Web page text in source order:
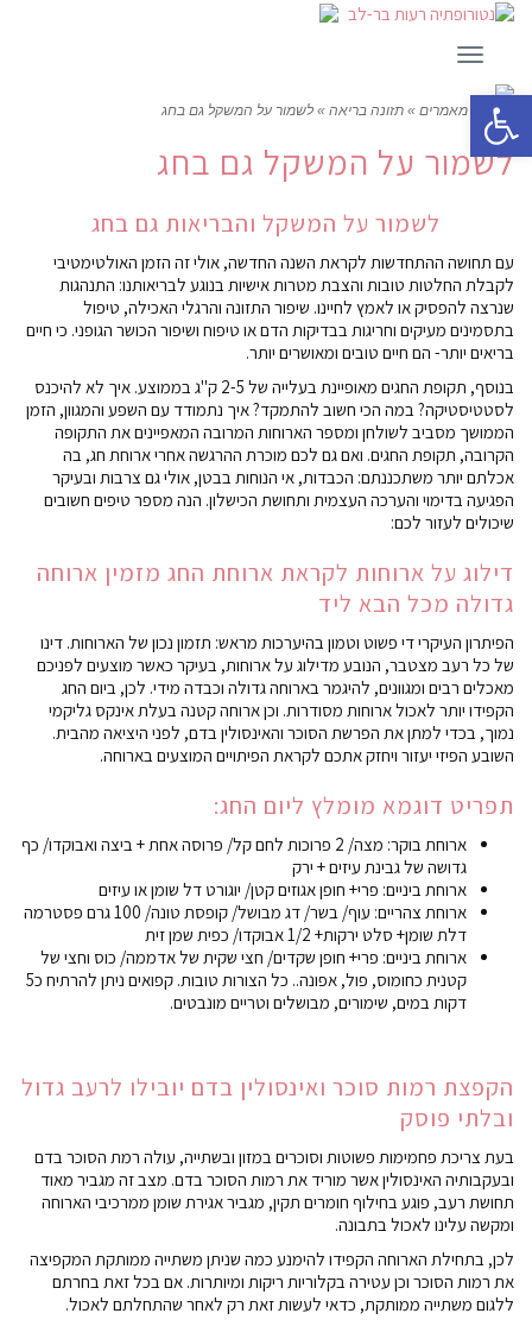
תפריט
ראשי מאמרים » תזונה בריאה » לשמור על המשקל גם בחג
לשמור על המשקל גם בחג
לשמור על המשקל והבריאות גם בחג
עם תחושה ההתחדשות לקראת השנה החדשה, אולי זה הזמן האולטימטיבי
לקבלת החלטות טובות והצבת מטרות אישיות בנוגע לבריאותנו: התנהגות
שנרצה להפסיק או לאמץ לחיינו. שיפור התזונה והרגלי האכילה, טיפול
בתסמינים מעיקים וחריגות בבדיקות הדם או טיפוח ושיפור הכושר הגופני. כי חיים
בריאים יותר- הם חיים טובים ומאושרים יותר.
בנוסף, תקופת החגים מאופיינת בעלייה של 2-5 ק"ג בממוצע. איך לא להיכנס
לסטטיסטיקה? במה הכי חשוב להתמקד? איך נתמודד עם השפע והמגוון, הזמן
הממושך מסביב לשולחן ומספר הארוחות המרובה המאפיינים את התקופה
הקרובה, תקופת החגים. ואם גם לכם מוכרת ההרגשה אחרי ארוחת חג, בה
אכלתם יותר משתכננתם: הכבדות, אי הנוחות בבטן, אולי גם צרבות ובעיקר
הפגיעה בדימוי והערכה העצמית ותחושת הכישלון. הנה מספר טיפים חשובים
שיכולים לעזור לכם:
דילוג על ארוחות לקראת ארוחת החג מזמין ארוחה
גדולה מכל הבא ליד
הפיתרון העיקרי די פשוט וטמון בהיערכות מראש: תזמון נכון של הארוחות. דינו
של כל רעב מצטבר, הנובע מדילוג על ארוחות, בעיקר כאשר מוצעים לפניכם
מאכלים רבים ומגוונים, להיגמר בארוחה גדולה וכבדה מידי. לכן, ביום החג
הקפידו יותר לאכול ארוחות מסודרות. וכן ארוחה קטנה בעלת אינקס גליקמי
נמוך, בכדי למתן את הפרשת הסוכר והאינסולין בדם, לפני היציאה מהבית.
השובע הפיזי יעזור ויחזק אתכם לקראת הפיתויים המוצעים בארוחה.
תפריט דוגמא מומלץ ליום החג:
ארוחת בוקר: מצה/ 2 פרוכות לחם קל/ פרוסה אחת + ביצה ואבוקדו/ כף
גדושה של גבינת עיזים + ירק
ארוחת ביניים: פרי+ חופן אגוזים קטן/ יוגורט דל שומן או עיזים
ארוחת צהריים: עוף/ בשר/ דג מבושל/ קופסת טונה/ 100 גרם פסטרמה
דלת שומן+ סלט ירקות+ 1/2 אבוקדו/ כפית שמן זית
ארוחת ביניים: פרי+ חופן שקדים/ חצי שקית של אדממה/ כוס וחצי של
קטנית כחומוס, פול, אפונה.. כל הצורות טובות. קפואים ניתן להרתיח כ5
דקות במים, שימורים, מבושלים וטריים מונבטים.
הקפצת רמות סוכר ואינסולין בדם יובילו לרעב גדול
ובלתי פוסק
בעת צריכת פחמימות פשוטות וסוכרים במזון ובשתייה, עולה רמת הסוכר בדם
ובעקבותיה האינסולין אשר מוריד את רמות הסוכר בדם. מצב זה מגביר מאוד
תחושת רעב, פוגע בחילוף חומרים תקין, מגביר אגירת שומן ממרכיבי הארוחה
ומקשה עלינו לאכול בתבונה.
לכן, בתחילת הארוחה הקפידו להימנע כמה שניתן משתייה ממותקת המקפיצה
את רמות הסוכר וכן עטירה בקלוריות ריקות ומיותרות. אם בכל זאת בחרתם
ללגום משתייה ממותקת, כדאי לעשות זאת רק לאחר שהתחלתם לאכול.
פתח סרגל נגישות